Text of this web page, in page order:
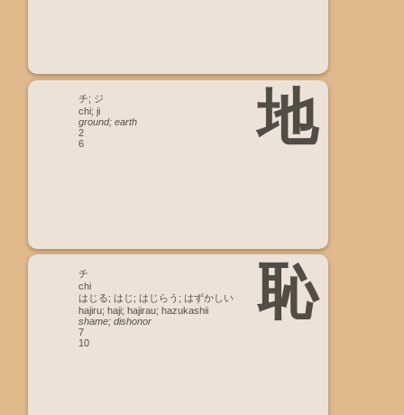
地
チ; ジ
chi; ji
ground; earth
2
6
恥
チ
chi
はじる; はじ; はじらう; はずかしい
hajiru; haji; hajirau; hazukashii
shame; dishonor
7
10